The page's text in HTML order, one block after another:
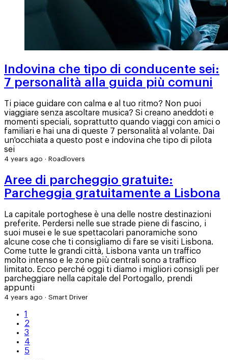
Indovina che tipo di conducente sei:
7 personalità alla guida più comuni
Ti piace guidare con calma e al tuo ritmo? Non puoi
viaggiare senza ascoltare musica? Si creano aneddoti e
momenti speciali, soprattutto quando viaggi con amici o
familiari e hai una di queste 7 personalità al volante. Dai
un'occhiata a questo post e indovina che tipo di pilota
sei
4 years ago · Roadlovers
Aree di parcheggio gratuite:
Parcheggia gratuitamente a Lisbona
La capitale portoghese è una delle nostre destinazioni
preferite. Perdersi nelle sue strade piene di fascino, i
suoi musei e le sue spettacolari panoramiche sono
alcune cose che ti consigliamo di fare se visiti Lisbona.
Come tutte le grandi città, Lisbona vanta un traffico
molto intenso e le zone più centrali sono a traffico
limitato. Ecco perché oggi ti diamo i migliori consigli per
parcheggiare nella capitale del Portogallo, prendi
appunti
4 years ago · Smart Driver
1
2
3
4
5